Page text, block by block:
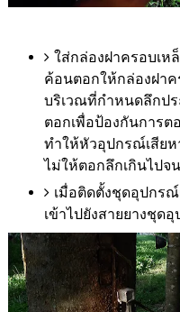
ใส่กล่องฝาครอบเห
ค้อนตอกให้กล่องฝาค
บริเวณที่กำหนดลึกป
ตอกเพื่อป้องกันการต
ทำให้หัวอุปกรณ์เสียห
ไม่ให้ตอกลึกเกินไปจ
เมื่อติดตั้งชุดอุปกรณ์
เข้าไปยังสายยางชุ